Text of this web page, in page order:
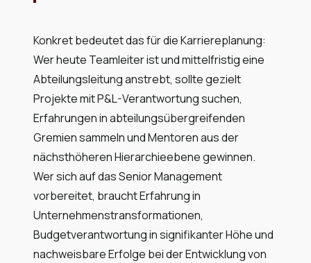
Konkret bedeutet das für die Karriereplanung:
Wer heute Teamleiter ist und mittelfristig eine
Abteilungsleitung anstrebt, sollte gezielt
Projekte mit P&L-Verantwortung suchen,
Erfahrungen in abteilungsübergreifenden
Gremien sammeln und Mentoren aus der
nächsthöheren Hierarchieebene gewinnen.
Wer sich auf das Senior Management
vorbereitet, braucht Erfahrung in
Unternehmenstransformationen,
Budgetverantwortung in signifikanter Höhe und
nachweisbare Erfolge bei der Entwicklung von